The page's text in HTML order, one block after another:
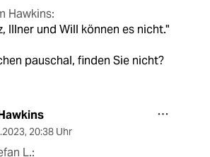
Hawkins:
Illner und Will können es nicht."
pauschal, finden Sie nicht?
, 20:38 Uhr
L.: